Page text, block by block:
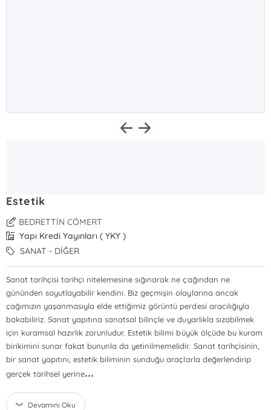
Estetik
BEDRETTİN CÖMERT
Yapı Kredi Yayınları ( YKY )
SANAT - DİĞER
Sanat tarihçisi tarihçi nitelemesine sığınarak ne çağından ne
gününden soyutlayabilir kendini. Biz geçmişin olaylarına ancak
çağımızın yaşanmasıyla elde ettiğimiz görüntü perdesi aracılığıyla
bakabiliriz. Sanat yapıtına sanatsal bilinçle ve duyarlıkla sızabilmek
için kuramsal hazırlık zorunludur. Estetik bilimi büyük ölçüde bu kuram
birikimini sunar fakat bununla da yetinilmemelidir. Sanat tarihçisinin,
bir sanat yapıtını, estetik biliminin sunduğu araçlarla değerlendirip
gerçek tarihsel yerine...
Devamını Oku